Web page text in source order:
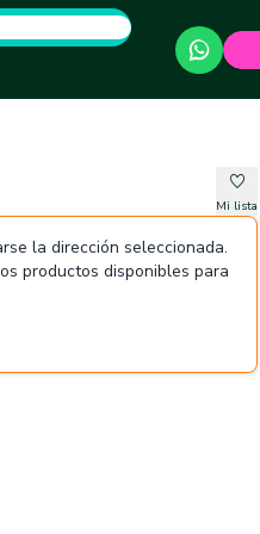
Mi lista
la dirección seleccionada.
productos disponibles para